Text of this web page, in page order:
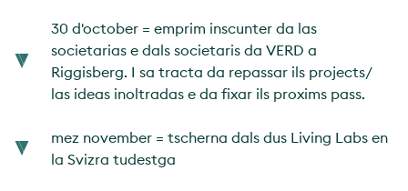
30 d'october = emprim inscunter da las
societarias e dals societaris da VERD a
Riggisberg. I sa tracta da repassar ils projects/
las ideas inoltradas e da fixar ils proxims pass.
mez november = tscherna dals dus Living Labs en
la Svizra tudestga